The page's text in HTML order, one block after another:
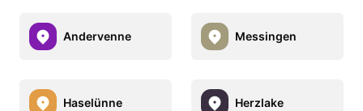
Andervenne Messingen
Haselünne Herzlake